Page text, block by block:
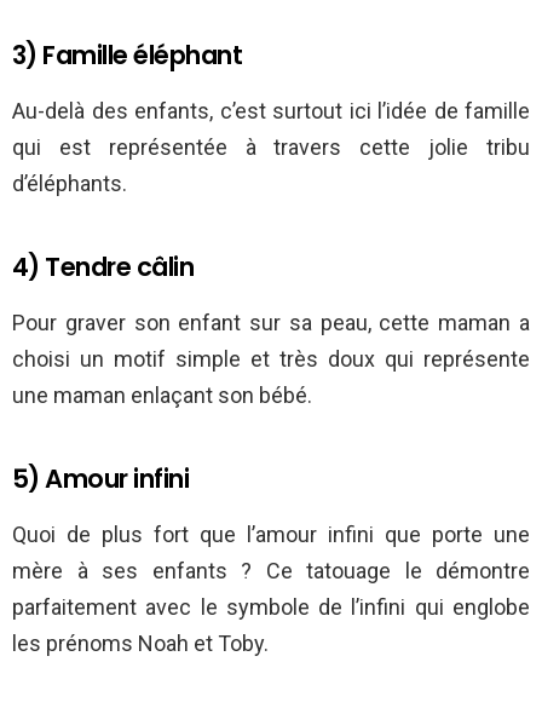
3) Famille éléphant
Au-delà des enfants, c’est surtout ici l’idée de famille
qui est représentée à travers cette jolie tribu
d’éléphants.
4) Tendre câlin
Pour graver son enfant sur sa peau, cette maman a
choisi un motif simple et très doux qui représente
une maman enlaçant son bébé.
5) Amour infini
Quoi de plus fort que l’amour infini que porte une
mère à ses enfants ? Ce tatouage le démontre
parfaitement avec le symbole de l’infini qui englobe
les prénoms Noah et Toby.